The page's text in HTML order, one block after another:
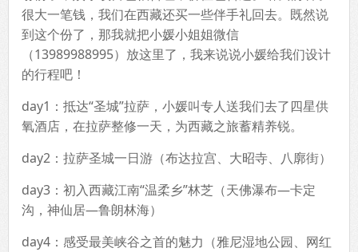
很大一笔钱，我们在西藏还买一些伴手礼回去。既然说
到这个份了，那我就把小媛小姐姐微信
（13989988995）放这里了，我来说说小媛给我们设计
的行程吧！
day1：抵达“圣城”拉萨，小媛叫专人送我们去了四星供
氧酒店，在拉萨整修一天，为西藏之旅蓄精养锐。
day2：拉萨圣城一日游（布达拉宫、大昭寺、八廓街）
day3：初入西藏江南“温柔乡”林芝（天佛瀑布—卡定
沟，神仙居—鲁朗林海）
day4：感受最美峡谷之首的魅力（雅尼湿地公园、网红